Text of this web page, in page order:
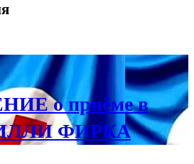
о приёме в
ФИРКА